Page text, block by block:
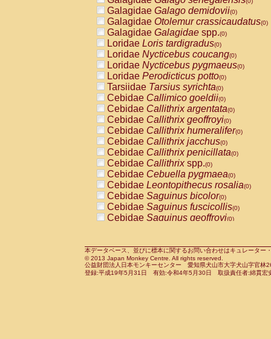
AtelidaeAteles geoffroyi(0)
AtelidaeAteles paniscus(0)
AtelidaeAtelesspp.(0)
Atelidae Lagothrix lagothricha
AtelidaeLagothrix lagothricha cana
PitheciidaeCacajao calvus
PitheciidaeCallicebus cupreus
PitheciidaeCallicebus donacophilus
PitheciidaeCallicebus moloch
PitheciidaeCallicebus torquatus
PitheciidaeCallicebusspp.(0)
PitheciidaeChiropotes satanas(0)
PitheciidaePithecia monachus
PitheciidaePithecia pithecia(0)
CercopithecidaeCercocebus agilis
CercopithecidaeCercocebus
CercopithecidaeCercocebus
CercopithecidaeCercocebus
CercopithecidaeCercocebus
CercopithecidaeCercocebushybrid
CercopithecidaePapio anubis(0)
CercopithecidaePapio cynocephalus
CercopithecidaePapio hamadryas(0)
Galagidae Galago demidovii(0)
Galagidae Otolemur crassicaudatus(0)
Galagidae Galagidae spp.(0)
Loridae Loris tardigradus(0)
Loridae Nycticebus coucang(0)
Loridae Nycticebus pygmaeus(0)
Loridae Perodicticus potto(0)
Tarsiidae Tarsius syrichta(0)
Cebidae Callimico goeldii(0)
Cebidae Callithrix argentata(0)
Cebidae Callithrix geoffroyi(0)
Cebidae Callithrix humeralifer(0)
Cebidae Callithrix jacchus(0)
Cebidae Callithrix penicillata(0)
Cebidae Callithrixspp.(0)
Cebidae Cebuella pygmaea(0)
Cebidae Leontopithecus rosalia(0)
Cebidae Saguinus bicolor(0)
Cebidae Saguinus fuscicollis(0)
Cebidae Saguinus geoffroyi(0)
CebidaeSaguinus leucopus(0)
CebidaeSaguinus midas(0)
Cebidae Saguinus mystax(0)
本データベース、並びに標本に関するお問い合わせはキュレータ
© 2013 Japan Monkey Centre. All rights reserved.
公益財団法人日本モンキーセンター 愛知県犬山市大字犬山字官
登録:平成19年5月31日 有効:令和4年5月30日 取扱責任者:綿貫宏